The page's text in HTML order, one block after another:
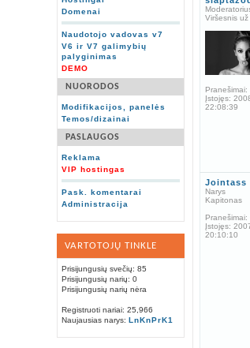
Domenai
Naudotojo vadovas v7
V6 ir V7 galimybių
palyginimas
DEMO
NUORODOS
Modifikacijos, panelės
Temos/dizainai
PASLAUGOS
Reklama
VIP hostingas
Pask. komentarai
Administracija
VARTOTOJŲ TINKLE
Prisijungusių svečių: 85
Prisijungusių narių: 0
Prisijungusių narių nėra
Registruoti nariai: 25,966
Naujausias narys: LnKnPrK1
Viršesnis už
Pranešimai:
Įstojęs:
22:08:39
Jointass
Narys
Kapitonas
Pranešimai:
Įstojęs:
20:10:10